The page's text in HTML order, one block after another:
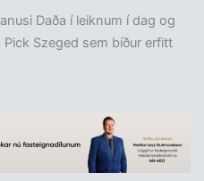
Daða í leiknum í dag og
Szeged sem bíður erfitt